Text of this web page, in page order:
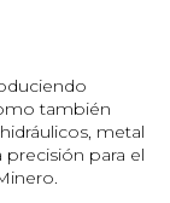
también
metal
precisión para el